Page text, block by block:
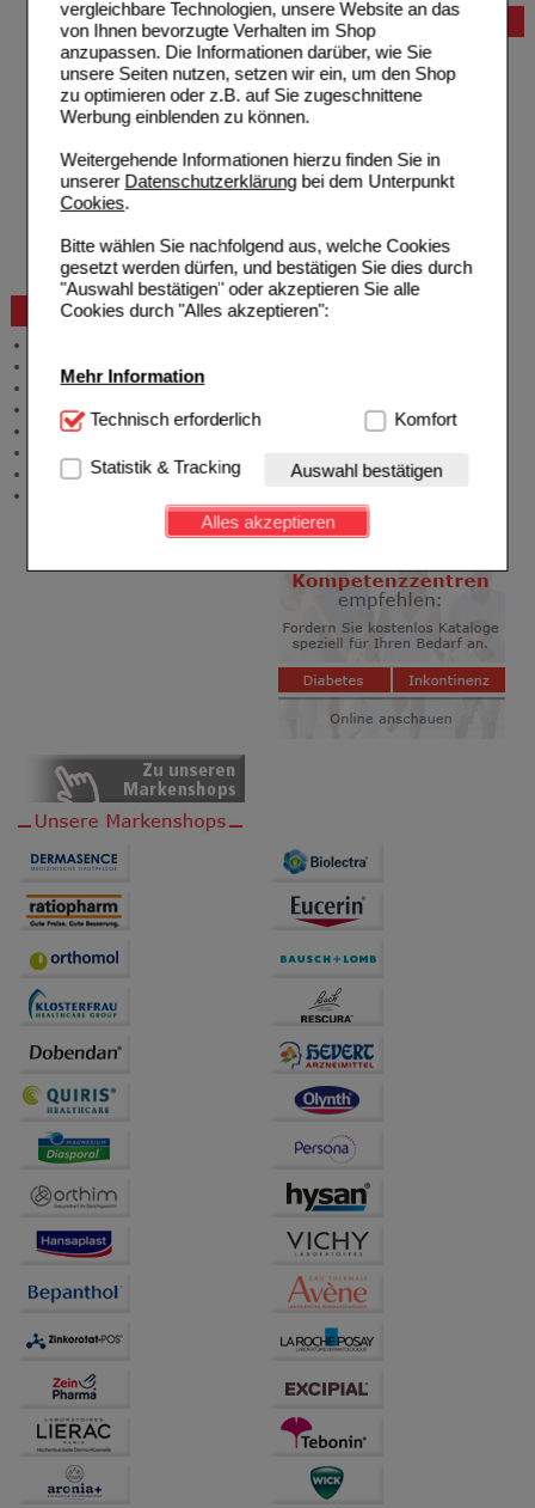
vergleichbare Technologien, unsere Website an das
von Ihnen bevorzugte Verhalten im Shop
anzupassen. Die Informationen darüber, wie Sie
unsere Seiten nutzen, setzen wir ein, um den Shop
zu optimieren oder z.B. auf Sie zugeschnittene
Werbung einblenden zu können.
Weitergehende Informationen hierzu finden Sie in
unserer Datenschutzerklärungbei dem Unterpunkt
Cookies.
Bitte wählen Sie nachfolgend aus, welche Cookies
gesetzt werden dürfen, und bestätigen Sie dies durch
"Auswahl bestätigen" oder akzeptieren Sie alle
Cookies durch "Alles akzeptieren":
Mehr Information
Technisch Notwendig:Hierbei handelt es sich um
Website notwendig sind (z.B. Navigation, Warenkorb,
Kundenkonto), weshalb auf diese nicht verzichtet
werden kann.
Einkaufserlebnis noch ansprechender zu gestalten,
beispielsweise für die Wiedererkennung des
Besuchers oder unsere Seite an bevorzugte
Verhaltensweisen (z.B. Spracheinstellung)
anzupassen. Komfort-Cookies ermöglichen es uns
auch auf Ihre Bedürfnisse zugeschrittene Inhalte
anzuzeigen und unser Partnerprogramm zu
Statistik & Tracking:Hierüber lassen sich
Informationen über die Art und Weise der Nutzung
unserer Website sammeln, mit deren Hilfe wir unsere
Website weiter für Sie optimieren können, den Inhalt
auf unserer Website aber auch die Werbung auf
Drittseiten möglichst relevant für Sie zu gestalten.
Bitte beachten Sie, dass Daten hierfür teilweise an
Dritte wie z.B. Google oder soziale Medien
Technisch erforderlich Komfort
Statistik & Tracking Auswahl bestätigen
Alles akzeptieren
Bestellung
Hilfe zur Anmeldung
Hilfe zum Bestellvorgang
Zahlungsmöglichkeiten
Rezepte einlösen
Freiumschläge downloaden
Auslandsbestellung
Problembehebung
Bestellschein
Beratung und Service
Produktberatung
Meldung Arzneimittelrisiken
Zuzahlungsfreie Arzneien
Angebote & Downloads
Neukundenprämie